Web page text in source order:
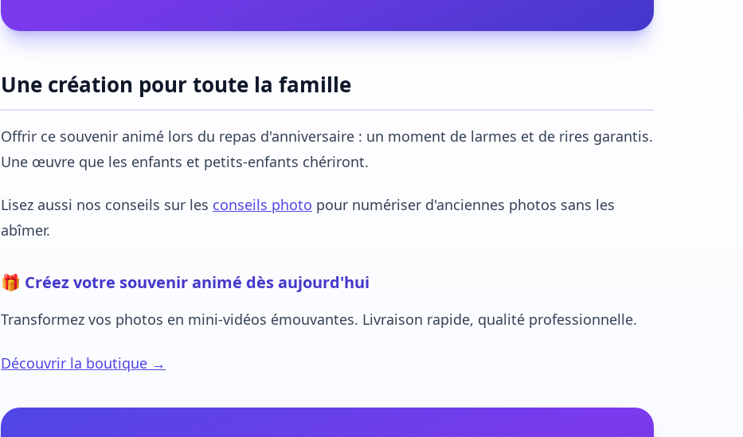
Une création pour toute la famille
Offrir ce souvenir animé lors du repas d'anniversaire : un moment de larmes et de rires garantis.
Une œuvre que les enfants et petits-enfants chériront.
Lisez aussi nos conseils sur les conseils photo pour numériser d'anciennes photos sans les
abîmer.
🎁 Créez votre souvenir animé dès aujourd'hui
Transformez vos photos en mini-vidéos émouvantes. Livraison rapide, qualité professionnelle.
Découvrir la boutique →